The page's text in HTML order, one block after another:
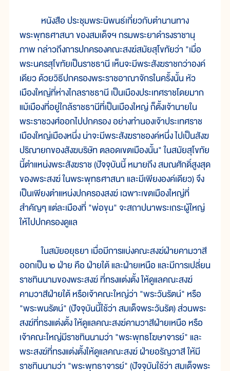
หนังสือ ประชุมพระนิพนธ์เกี่ยวกับตำนานทาง
พระพุทธศาสนา ของสมเด็จฯ กรมพระยาดำรงราชานุ
ภาพ กล่าวถึงการปกครองคณะสงฆ์สมัยสุโขทัยว่า "เมื่อ
พระนครสุโขทัยเป็นราชธานี เห็นจะมีพระสังฆราชกว่าองค์
เดียว ด้วยวิธีปกครองพระราชอาณาจักรในครั้งนั้น หัว
เมืองใหญ่ที่ห่างไกลราชธานี เป็นเมืองประเทศราชโดยมาก
แม้เมืองที่อยู่ใกล้ราชธานีที่เป็นเมืองใหญ่ ก็ตั้งเจ้านายใน
พระราชวงศ์ออกไปปกครอง อย่างทำนองเจ้าประเทศราช
เมืองใหญ่เมืองหนึ่ง น่าจะมีพระสังฆราชองค์หนึ่ง ไปเป็นสังฆ
ปริณายกของสังฆบริษัท ตลอดเขตเมืองนั้น" ในสมัยสุโขทัย
นี้ตำแหน่งพระสังฆราช (ปัจจุบันนี้ หมายถึง สมณศักดิ์สูงสุด
ของพระสงฆ์ ในพระพุทธศาสนา และมีเพียงองค์เดียว) จึง
เป็นเพียงตำแหน่งปกครองสงฆ์ เฉพาะเขตเมืองใหญ่ที่
สำคัญๆ แต่ละเมืองที่ "พ่อขุน" จะสถาปนาพระเถระผู้ใหญ่
ให้ไปปกครองดูแล
ในสมัยอยุธยา เมื่อมีการแบ่งคณะสงฆ์ฝ่ายคามวาสี
ออกเป็น ๒ ฝ่าย คือ ฝ่ายใต้ และฝ่ายเหนือ และมีการเปลี่ยน
ราชทินนามของพระสงฆ์ ที่ทรงแต่งตั้ง ให้ดูแลคณะสงฆ์
คามวาสีฝ่ายใต้ หรือเจ้าคณะใหญ่ว่า "พระวันรัตน์" หรือ
"พระพนรัตน์" (ปัจจุบันนี้ใช้ว่า สมเด็จพระวันรัต) ส่วนพระ
สงฆ์ที่ทรงแต่งตั้ง ให้ดูแลคณะสงฆ์คามวาสีฝ่ายเหนือ หรือ
เจ้าคณะใหญ่มีราชทินนามว่า "พระพุทธโฆษาจารย์" และ
พระสงฆ์ที่ทรงแต่งตั้งให้ดูแลคณะสงฆ์ ฝ่ายอรัญวาสี ให้มี
ราชทินนามว่า "พระพุทธาจารย์" (ปัจจุบันใช้ว่า สมเด็จพระ